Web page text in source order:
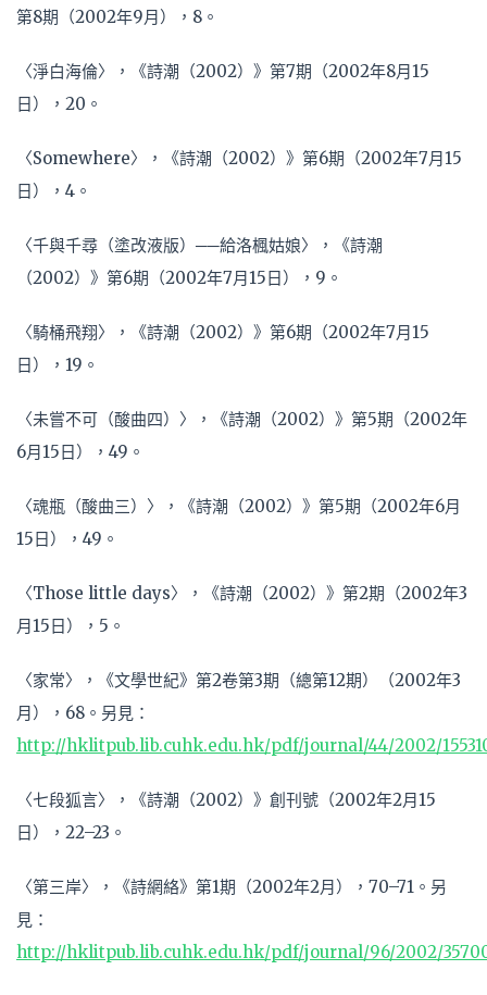
第8期（2002年9月），8。
〈淨白海倫〉，《詩潮（2002）》第7期（2002年8月15
日），20。
〈Somewhere〉，《詩潮（2002）》第6期（2002年7月15
日），4。
〈千與千尋（塗改液版）──給洛楓姑娘〉，《詩潮
（2002）》第6期（2002年7月15日），9。
〈騎桶飛翔〉，《詩潮（2002）》第6期（2002年7月15
日），19。
〈未嘗不可（酸曲四）〉，《詩潮（2002）》第5期（2002年
6月15日），49。
〈魂瓶（酸曲三）〉，《詩潮（2002）》第5期（2002年6月
15日），49。
〈Those little days〉，《詩潮（2002）》第2期（2002年3
月15日），5。
〈家常〉，《文學世紀》第2卷第3期（總第12期）（2002年3
月），68。另見：
http://hklitpub.lib.cuhk.edu.hk/pdf/journal/44/2002/
〈七段狐言〉，《詩潮（2002）》創刊號（2002年2月15
日），22–23。
〈第三岸〉，《詩網絡》第1期（2002年2月），70–71。另
見：
http://hklitpub.lib.cuhk.edu.hk/pdf/journal/96/2002/